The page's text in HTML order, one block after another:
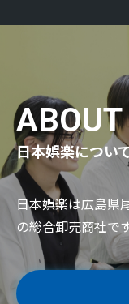
ABOUT
日本娯楽につい
日本娯楽は広島県
の総合卸売商社で